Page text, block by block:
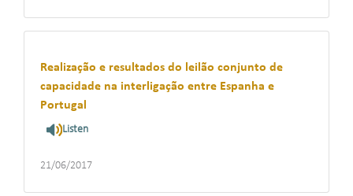
Realização e resultados do leilão conjunto de
capacidade na interligação entre Espanha e
Portugal
Listen
21/06/2017